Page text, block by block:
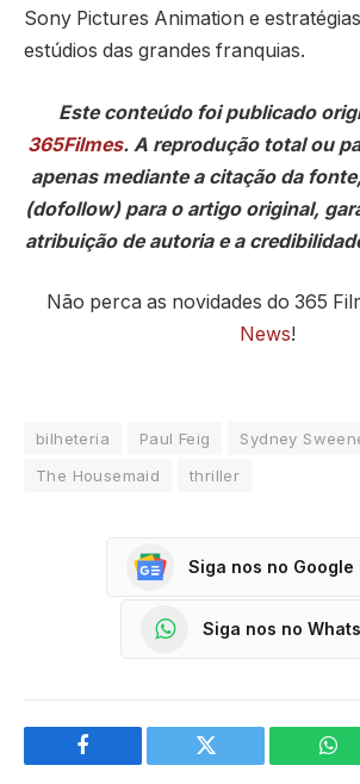
Sony Pictures Animation e
estúdios das grandes franquias.
Este conteúdo foi publicado
365Filmes. A reprodução total ou
apenas mediante a citação da
(dofollow) para o artigo original,
atribuição de autoria e a
Não perca as novidades do 365
News!
bilheteria Paul Feig
Sydney
The Housemaid
thriller
Siga nos no Google
Siga nos no
Facebook Twitter